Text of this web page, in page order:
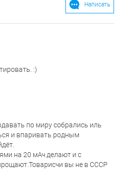
Написать
:)
по миру собрались иль
и впаривать родным
на 20 мАч делают и с
вы не в СССР